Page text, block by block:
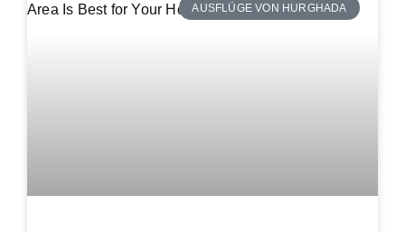
AUSFLÜGE VON HURGHADA